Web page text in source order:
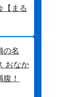
【まる
の名
おなか
！